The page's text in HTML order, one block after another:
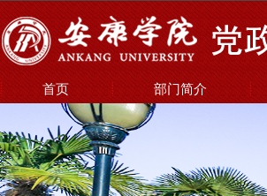
首页 部门简介